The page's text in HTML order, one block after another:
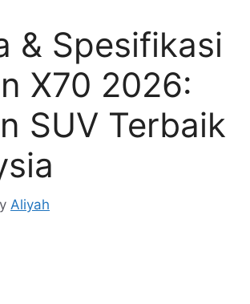
& Spesifikasi
X70 2026:
SUV Terbaik
Aliyah